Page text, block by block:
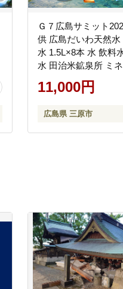
Ｇ７広島サミット
供 広島だいわ天然水
水 1.5L×8本 水 飲料
水 田治米鉱泉所 ミ
軟水 ペットボトル
害用 防災 家庭備蓄
11,000円
広島県 三原市